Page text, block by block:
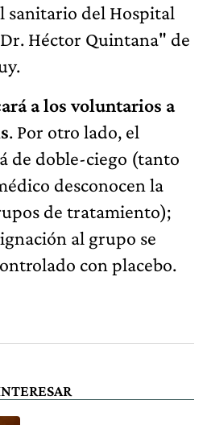
sanitario del Hospital
Héctor Quintana" de
a los voluntarios a
. Por otro lado, el
de doble-ciego (tanto
desconocen la
de tratamiento);
al grupo se
con placebo.